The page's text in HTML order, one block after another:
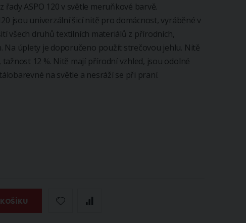
ASPO 120 v světle meruňkové barvě.
jsou univerzální šicí nitě pro domácnost, vyráběné v
všech druhů textilních materiálů z přírodních,
Na úplety je doporučeno použít strečovou jehlu. Nitě
tažnost 12 %. Nitě mají přírodní vzhled, jsou odolné
na světle a nesráží se při praní.